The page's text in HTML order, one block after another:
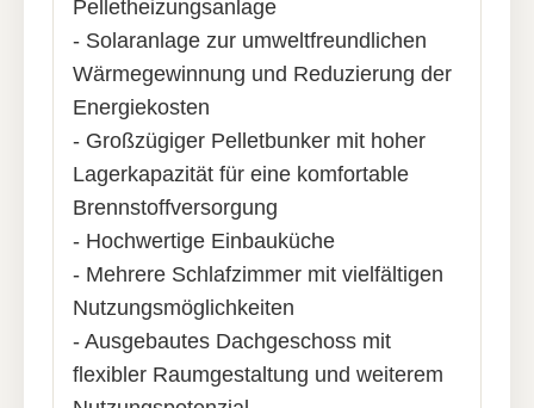
Pelletheizungsanlage
- Solaranlage zur umweltfreundlichen
Wärmegewinnung und Reduzierung der
Energiekosten
- Großzügiger Pelletbunker mit hoher
Lagerkapazität für eine komfortable
Brennstoffversorgung
- Hochwertige Einbauküche
- Mehrere Schlafzimmer mit vielfältigen
Nutzungsmöglichkeiten
- Ausgebautes Dachgeschoss mit
flexibler Raumgestaltung und weiterem